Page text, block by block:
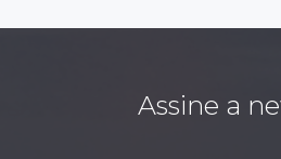
Assine a